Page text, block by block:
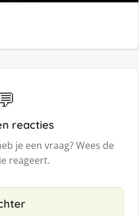
reacties
je een vraag? Wees de
reageert.